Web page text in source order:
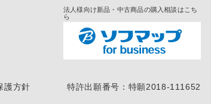
法人様向け新品・中古商品の購入相談はこち
ら
護方針 特許出願番号：特願2018-111652